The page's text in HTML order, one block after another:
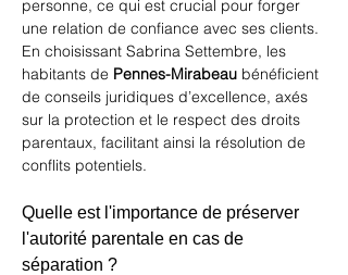
personne, ce qui est crucial pour forger
une relation de confiance avec ses clients.
En choisissant Sabrina Settembre, les
habitants de Pennes-Mirabeau bénéficient
de conseils juridiques d’excellence, axés
sur la protection et le respect des droits
parentaux, facilitant ainsi la résolution de
conflits potentiels.
Quelle est l'importance de préserver
l'autorité parentale en cas de
séparation ?